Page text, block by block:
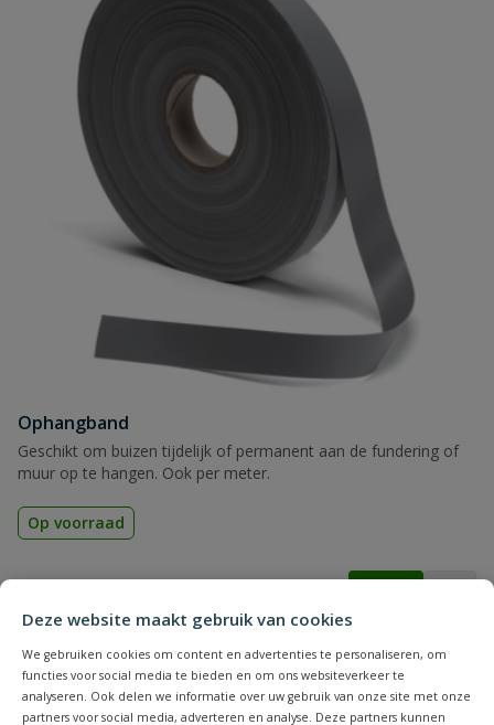
Deze website maakt gebruik van cookies
We gebruiken cookies om content en advertenties te personaliseren, om
functies voor social media te bieden en om ons websiteverkeer te
analyseren. Ook delen we informatie over uw gebruik van onze site met onze
partners voor social media, adverteren en analyse. Deze partners kunnen
Ophangband
Geschikt om buizen tijdelijk of permanent aan de fundering of
muur op te hangen. Ook per meter.
Op voorraad
€2,76